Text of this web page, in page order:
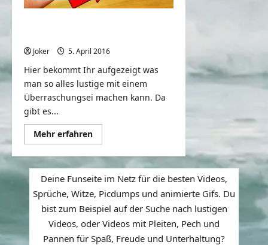
Joker 5. April 2016
Hier bekommt Ihr aufgezeigt was
man so alles lustige mit einem
Überraschungsei machen kann. Da
gibt es...
Mehr erfahrenMehr
Informationen
6
Coole
Dinge
die
du
mit
Überraschungseiern
machen
kann
Deine Funseite im Netz für die besten Videos,
Sprüche, Witze, Picdumps und animierte Gifs. Du
bist zum Beispiel auf der Suche nach lustigen
Videos, oder Videos mit Pleiten, Pech und
Pannen für Spaß, Freude und Unterhaltung?